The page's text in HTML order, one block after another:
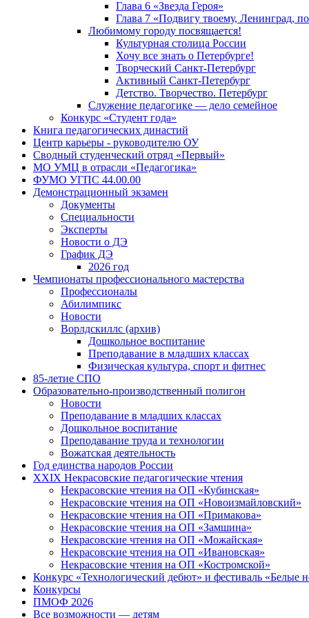
Глава 6 «Звезда Героя»
Глава 7 «Подвигу твоему, Ленинград,
Любимому городу посвящается!
Культурная столица России
Хочу все знать о Петербурге!
Творческий Санкт-Петербург
Активный Санкт-Петербург
Детство. Творчество. Петербург
Служение педагогике — дело семейное
Конкурс «Студент года»
Книга педагогических династий
Центр карьеры - руководителю ОУ
Сводный студенческий отряд «Первый»
МО УМЦ в отрасли «Педагогика»
ФУМО УГПС 44.00.00
Демонстрационный экзамен
Документы
Специальности
Эксперты
Новости о ДЭ
График ДЭ
2026 год
Чемпионаты профессионального мастерства
Профессионалы
Абилимпикс
Новости
Ворлдскиллс (архив)
Дошкольное воспитание
Преподавание в младших классах
Физическая культура, спорт и фитнес
85-летие СПО
Образовательно-производственный полигон
Новости
Преподавание в младших классах
Дошкольное воспитание
Преподавание труда и технологии
Вожатская деятельность
Год единства народов России
XXIX Некрасовские педагогические чтения
Некрасовские чтения на ОП «Кубинская»
Некрасовские чтения на ОП «Новоизмайловский»
Некрасовские чтения на ОП «Примакова»
Некрасовские чтения на ОП «Замшина»
Некрасовские чтения на ОП «Можайская»
Некрасовские чтения на ОП «Ивановская»
Некрасовские чтения на ОП «Костромской»
Конкурс «Технологический дебют» и фестиваль «Белые
Конкурсы
ПМОФ 2026
Все возможности — детям